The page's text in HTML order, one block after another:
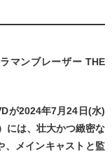
ラマンブレーザー THE
が2024年7月24日(水)
には、壮大かつ緻密な
、メインキャストと監